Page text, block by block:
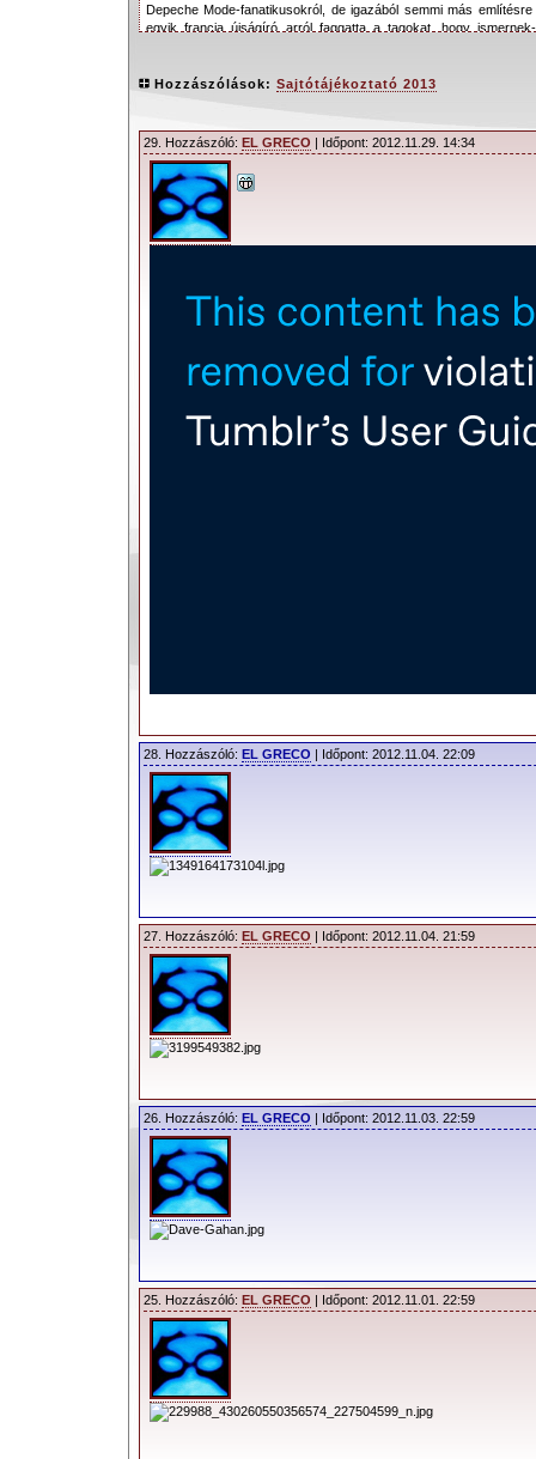
Depeche Mode-fanatikusokról, de igazából semmi más
egyik francia újságíró arról faggatta a tagokat, hogy
fognak zenélni az európai turnén.
2012.10.23. 11:37 |Faith | 44752 Olvasás |29 Hozzászólás |
Hozzászólások: Sajtótájékoztató 2013
29. Hozzászóló: EL GRECO | Időpont: 2012.11.29. 14:34
28. Hozzászóló: EL GRECO | Időpont: 2012.11.04. 22:09
27. Hozzászóló: EL GRECO | Időpont: 2012.11.04. 21:59
26. Hozzászóló: EL GRECO | Időpont: 2012.11.03. 22:59
25. Hozzászóló: EL GRECO | Időpont: 2012.11.01. 22:59